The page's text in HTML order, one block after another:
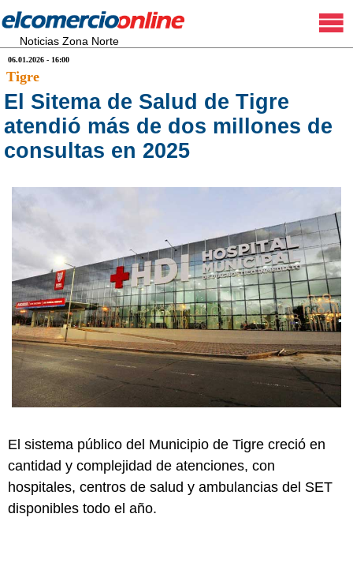
Noticias Zona Norte
06.01.2026 - 16:00
Tigre
El Sitema de Salud de Tigre
atendió más de dos millones de
consultas en 2025
El sistema público del Municipio de Tigre creció en
cantidad y complejidad de atenciones, con
hospitales, centros de salud y ambulancias del SET
disponibles todo el año.